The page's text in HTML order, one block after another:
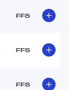
FFS
FFS
FFS